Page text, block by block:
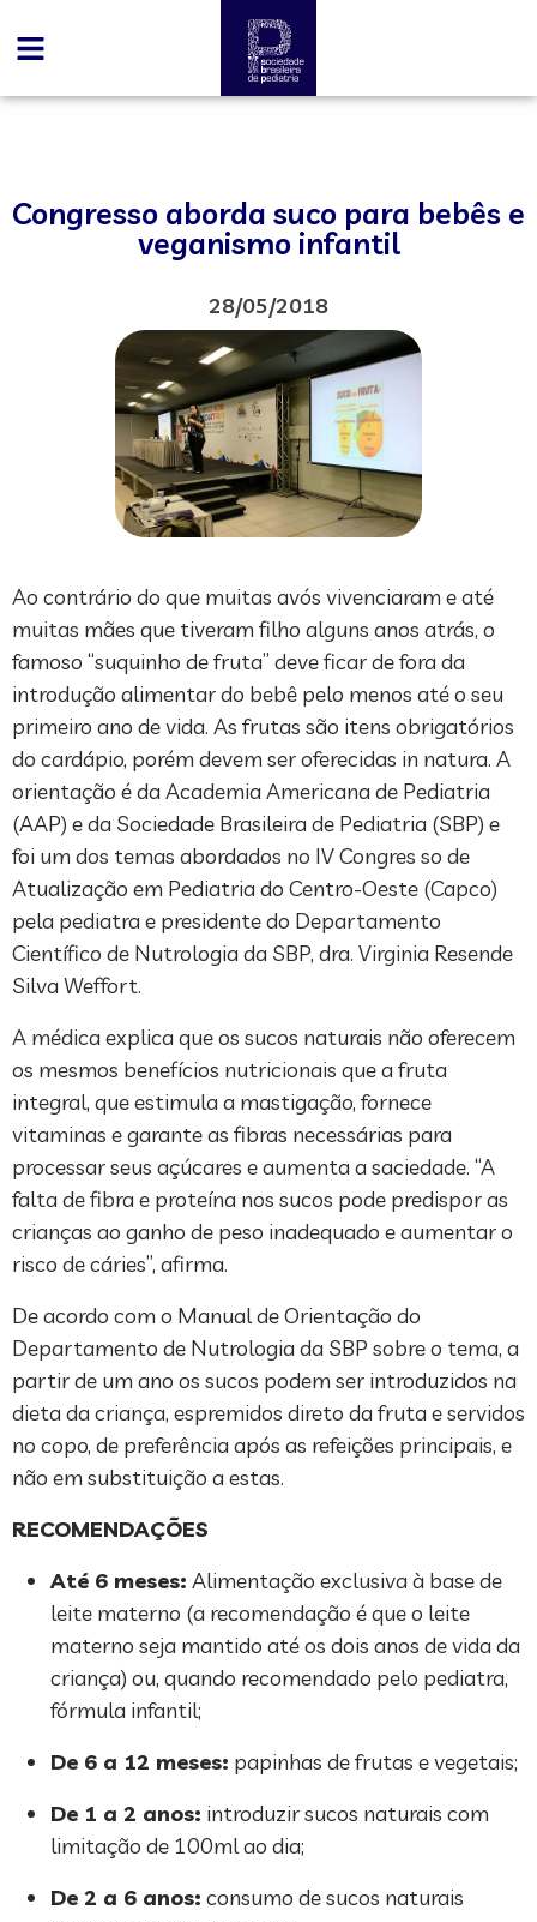
Congresso aborda suco para bebês e
veganismo infantil
28/05/2018
Ao contrário do que muitas avós vivenciaram e até
muitas mães que tiveram filho alguns anos atrás, o
famoso “suquinho de fruta” deve ficar de fora da
introdução alimentar do bebê pelo menos até o seu
primeiro ano de vida. As frutas são itens obrigatórios
do cardápio, porém devem ser oferecidas in natura. A
orientação é da Academia Americana de Pediatria
(AAP) e da Sociedade Brasileira de Pediatria (SBP) e
foi um dos temas abordados no IV Congres so de
Atualização em Pediatria do Centro-Oeste (Capco)
pela pediatra e presidente do Departamento
Científico de Nutrologia da SBP, dra. Virginia Resende
Silva Weffort.
A médica explica que os sucos naturais não oferecem
os mesmos benefícios nutricionais que a fruta
integral, que estimula a mastigação, fornece
vitaminas e garante as fibras necessárias para
processar seus açúcares e aumenta a saciedade. “A
falta de fibra e proteína nos sucos pode predispor as
crianças ao ganho de peso inadequado e aumentar o
risco de cáries”, afirma.
De acordo com o Manual de Orientação do
Departamento de Nutrologia da SBP sobre o tema, a
partir de um ano os sucos podem ser introduzidos na
dieta da criança, espremidos direto da fruta e servidos
no copo, de preferência após as refeições principais, e
não em substituição a estas.
RECOMENDAÇÕES
Até 6 meses: Alimentação exclusiva à base de
leite materno (a recomendação é que o leite
materno seja mantido até os dois anos de vida da
criança) ou, quando recomendado pelo pediatra,
fórmula infantil;
De 6 a 12 meses: papinhas de frutas e vegetais;
De 1 a 2 anos: introduzir sucos naturais com
limitação de 100ml ao dia;
De 2 a 6 anos: consumo de sucos naturais